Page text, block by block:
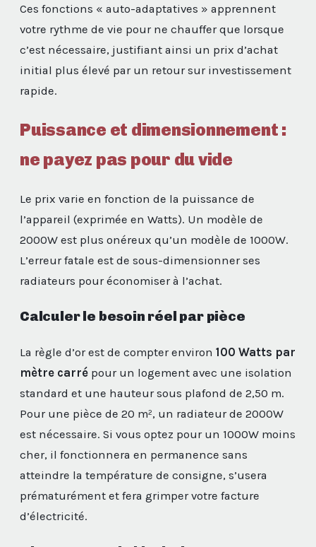
Ces fonctions « auto-adaptatives » apprennent
votre rythme de vie pour ne chauffer que lorsque
c’est nécessaire, justifiant ainsi un prix d’achat
initial plus élevé par un retour sur investissement
rapide.
Puissance et dimensionnement :
ne payez pas pour du vide
Le prix varie en fonction de la puissance de
l’appareil (exprimée en Watts). Un modèle de
2000W est plus onéreux qu’un modèle de 1000W.
L’erreur fatale est de sous-dimensionner ses
radiateurs pour économiser à l’achat.
Calculer le besoin réel par pièce
La règle d’or est de compter environ 100 Watts par
mètre carré pour un logement avec une isolation
standard et une hauteur sous plafond de 2,50 m.
Pour une pièce de 20 m², un radiateur de 2000W
est nécessaire. Si vous optez pour un 1000W moins
cher, il fonctionnera en permanence sans
atteindre la température de consigne, s’usera
prématurément et fera grimper votre facture
d’électricité.